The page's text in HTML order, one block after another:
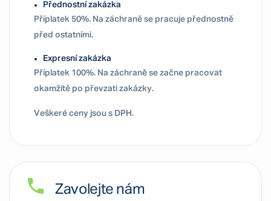
Přednostní zakázka
Příplatek 50%. Na záchraně se pracuje přednostně
před ostatními.
Expresní zakázka
Příplatek 100%. Na záchraně se začne pracovat
okamžitě po převzati zakázky.
Veškeré ceny jsou s DPH.
Zavolejte nám